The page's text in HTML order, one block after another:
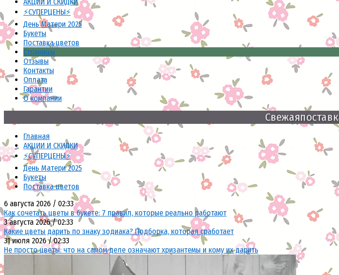
⚡СУПЕРЦЕНЫ⚡
День Матери 2025
Букеты
Поставка цветов
Страницы
Отзывы
Контакты
Оплата
Гарантии
О компании
Свежая
Главная
АКЦИИ И СКИДКИ
⚡СУПЕРЦЕНЫ⚡
День Матери 2025
Букеты
Поставка цветов
6 августа 2026 / 02:33
Как сочетать цветы в букете: 7 правил, которые реально работают
3 августа 2026 / 02:33
Какие цветы дарить по знаку зодиака? Подборка, которая сработает
31 июля 2026 / 02:33
Не просто цветы: что на самом деле означают хризантемы и кому их дарить